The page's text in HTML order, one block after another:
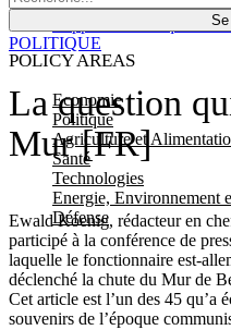
POLICY AREAS
Economie
Politique
Agriculture et
Santé
Technologies
Energie, Environnement
Défense
La question
Mur [FR]
Ewald Koenig, rédacteur en
participé à la conférence de
laquelle le fonctionnaire est-
déclenché la chute du Mur de
Cet article est l’un des 45 qu’a
souvenirs de l’époque
POLITIQUE